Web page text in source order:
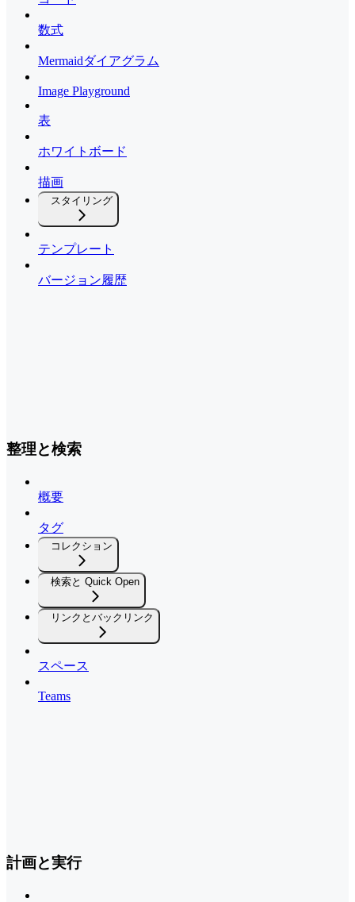
数式
Mermaidダイアグラム
Image Playground
表
ホワイトボード
描画
スタイリング
テンプレート
バージョン履歴
整理と検索
概要
タグ
コレクション
検索と Quick Open
リンクとバックリンク
スペース
Teams
計画と実行